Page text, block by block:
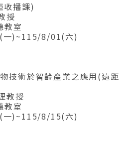
收播課)
授
教室
)~115/8/01(六)
技術於智齡產業之應用(遠距
教授
教室
)~115/8/15(六)